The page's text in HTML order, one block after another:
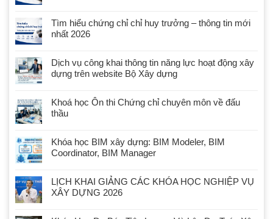
Tìm hiểu chứng chỉ chỉ huy trưởng – thông tin mới
nhất 2026
Dịch vụ công khai thông tin năng lực hoạt động xây
dựng trên website Bộ Xây dựng
Khoá học Ôn thi Chứng chỉ chuyên môn về đấu
thầu
Khóa học BIM xây dựng: BIM Modeler, BIM
Coordinator, BIM Manager
LỊCH KHAI GIẢNG CÁC KHÓA HỌC NGHIỆP VỤ
XÂY DỰNG 2026